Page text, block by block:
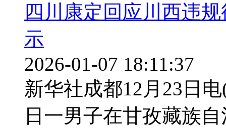
四川康定回应川西违
示
2026-01-07 18:11:37
新华社成都12月23日
日一男子在甘孜藏族